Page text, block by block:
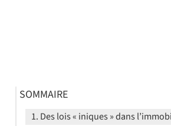
SOMMAIRE
Des lois « iniques » dans